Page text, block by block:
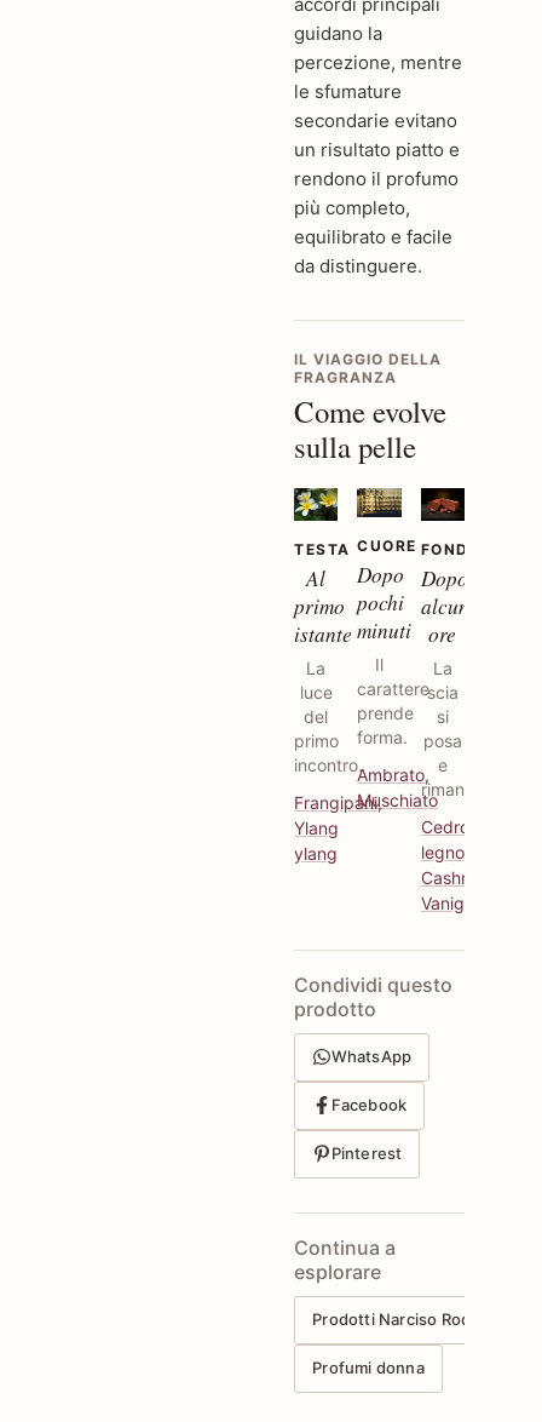
guidano la
percezione, mentre
le sfumature
secondarie evitano
un risultato piatto e
rendono il profumo
più completo,
equilibrato e facile
da distinguere.
IL VIAGGIO DELLA
FRAGRANZA
Come evolve
sulla pelle
TESTA
Al
primo
istante
La
luce
del
primo
incontro.
Frangipani,
Ylang
ylang
CUORE
Dopo
pochi
minuti
Il
carattere
prende
forma.
Ambrato,
Muschiato
FONDO
Dopo
alcune
ore
La
scia
si
posa
e
rimane.
Cedro
legno,
Cashmeran
Vaniglia
Condividi questo
prodotto
WhatsApp
Facebook
Pinterest
Continua a
esplorare
Prodotti Narciso Rodriguez
Profumi donna